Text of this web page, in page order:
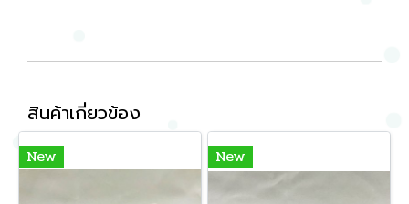
สินค้าเกี่ยวข้อง
New New